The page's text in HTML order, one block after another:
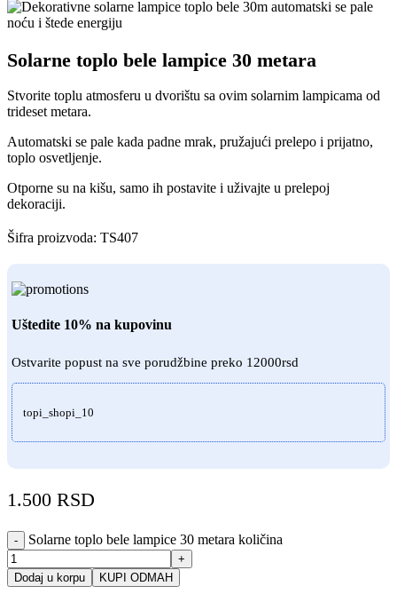
Solarne toplo bele lampice 30 metara
Stvorite toplu atmosferu u dvorištu sa ovim solarnim lampicama od
trideset metara.
Automatski se pale kada padne mrak, pružajući prelepo i prijatno,
toplo osvetljenje.
Otporne su na kišu, samo ih postavite i uživajte u prelepoj
dekoraciji.
Šifra proizvoda: TS407
Uštedite 10% na kupovinu
Ostvarite popust na sve porudžbine preko 12000rsd
topi_shopi_10
1.500 RSD
- Solarne toplo bele lampice 30 metara količina
+
Dodaj u korpu
KUPI ODMAH